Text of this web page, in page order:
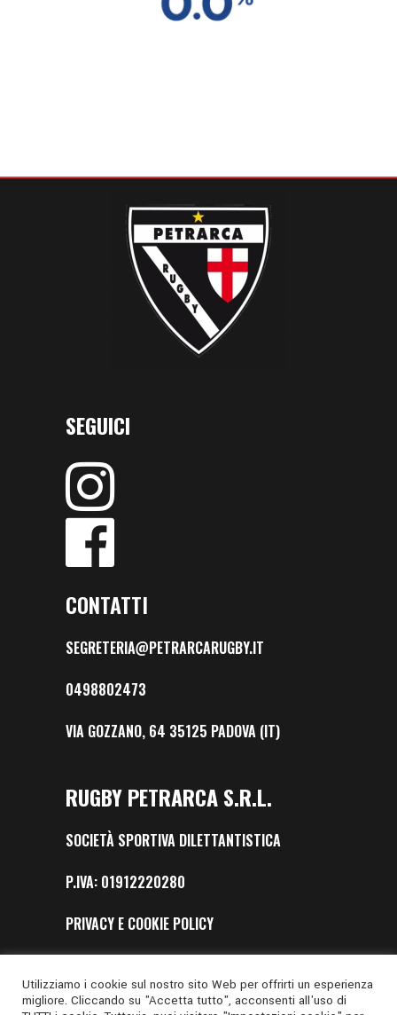
SEGUICI
CONTATTI
SEGRETERIA@PETRARCARUGBY.IT
0498802473
VIA GOZZANO, 64 35125 PADOVA (IT)
RUGBY PETRARCA S.R.L.
SOCIETÀ SPORTIVA DILETTANTISTICA
P.IVA: 01912220280
PRIVACY E COOKIE POLICY
Utilizziamo i cookie sul nostro sito Web per offrirti un esperienza
migliore. Cliccando su "Accetta tutto", acconsenti all'uso di